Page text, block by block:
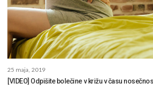
25 maja, 2019
[VIDEO] Odpišite bolečine v križu v času